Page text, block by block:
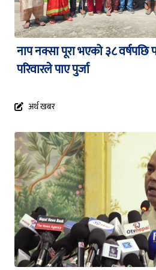
नाप नक्सा पूरा भएको ३८
परिवारले पाए पुर्जा
अर्थ खबर